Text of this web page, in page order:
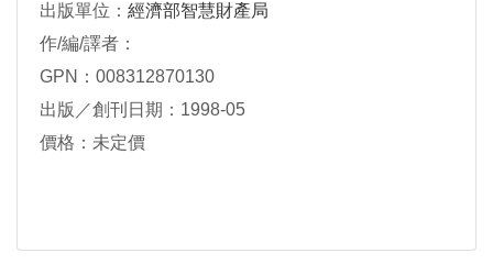
出版單位： 經濟部智慧財產局
作/編/譯者：
GPN：008312870130
出版／創刊日期：1998-05
價格：未定價